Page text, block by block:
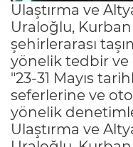
Ulaştırma ve
Uraloğlu,
şehirlerarası
yönelik tedbir
"23-31 Mayıs
seferlerine ve
yönelik
Ulaştırma ve